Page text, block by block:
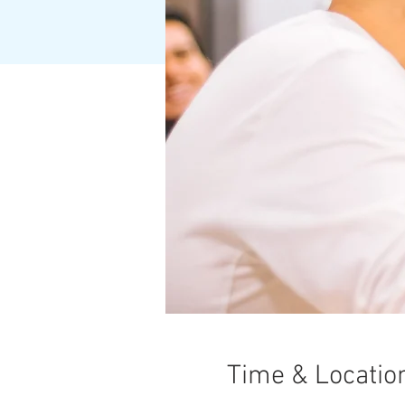
Time &